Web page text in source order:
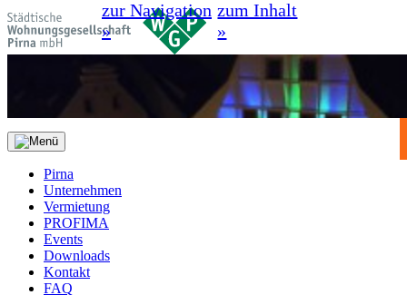
zur Navigation
»
zum Inhalt
»
Pirna
Unternehmen
Vermietung
PROFIMA
Events
Downloads
Kontakt
FAQ